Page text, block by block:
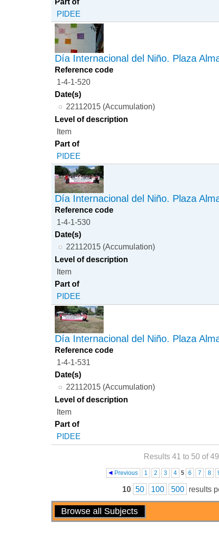
PIDEE
Día Internacional del Niño. Plaza
Reference code
1-4-1-520
Date(s)
22112015 (Accumulation)
Level of description
Item
Part of
PIDEE
Día Internacional del Niño. Plaza
Reference code
1-4-1-530
Date(s)
22112015 (Accumulation)
Level of description
Item
Part of
PIDEE
Día Internacional del Niño. Plaza
Reference code
1-4-1-531
Date(s)
22112015 (Accumulation)
Level of description
Item
Part of
PIDEE
Results 41 to 50 of
Previous 1 2 3 4 5 6 7 8
10 50 100 500 results
Actions
Browse all Subjects